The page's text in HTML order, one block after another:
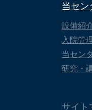
当セン
設備紹
入院管
当セン
研究・
サイト